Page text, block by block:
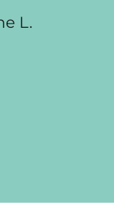
L.